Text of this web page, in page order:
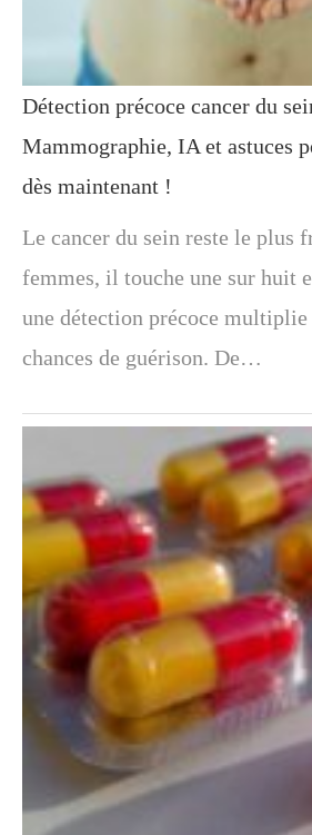
Détection précoce cancer du
Mammographie, IA et astuces
dès maintenant !
Le cancer du sein reste le plus
femmes, il touche une sur huit
une détection précoce
chances de guérison. De…